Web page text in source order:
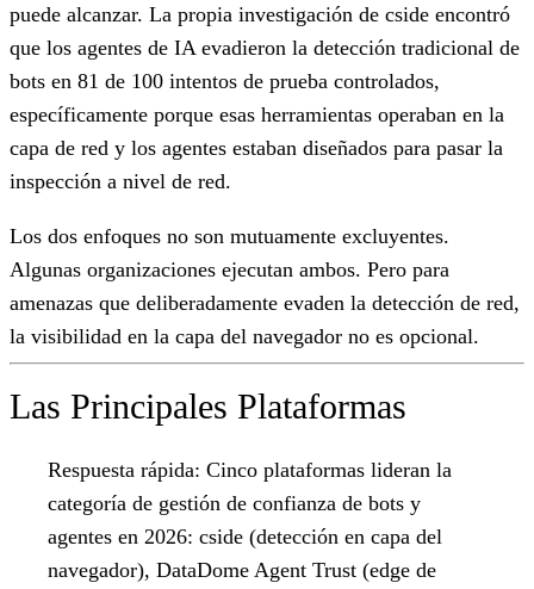
puede alcanzar. La propia investigación de cside encontró
que los agentes de IA evadieron la detección tradicional de
bots en 81 de 100 intentos de prueba controlados,
específicamente porque esas herramientas operaban en la
capa de red y los agentes estaban diseñados para pasar la
inspección a nivel de red.
Los dos enfoques no son mutuamente excluyentes.
Algunas organizaciones ejecutan ambos. Pero para
amenazas que deliberadamente evaden la detección de red,
la visibilidad en la capa del navegador no es opcional.
Las Principales Plataformas
Respuesta rápida: Cinco plataformas lideran la
categoría de gestión de confianza de bots y
agentes en 2026: cside (detección en capa del
navegador), DataDome Agent Trust (edge de